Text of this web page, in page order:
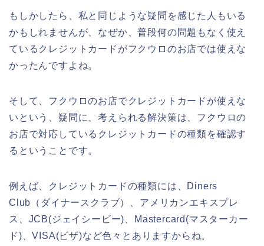
もしかしたら、私と同じような疑問を感じた人もいる
かもしれませんが、なぜか、普段何の問題もなく使え
ているクレジットカードがフクウロのお店では使えな
かったんですよね。
そして、フクウロのお店でクレジットカードが使えな
いという、疑問に、考えられる解決策は、フクウロの
お店で対応しているクレジットカードの種類を確認す
るということです。
例えば、クレジットカードの種類には、Diners
Club（ダイナースクラブ）、アメリカンエキスプレ
ス、JCB(ジェイシービー)、Mastercard(マスターカー
ド)、VISA(ビザ)など色々とありますからね。